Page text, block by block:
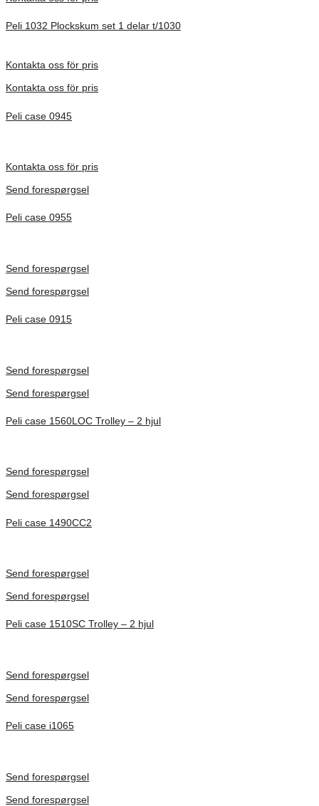
Peli 1032 Plockskum set 1 delar t/1030
Kontakta oss för pris
Kontakta oss för pris
Peli case 0945
Kontakta oss för pris
Send forespørgsel
Peli case 0955
Send forespørgsel
Send forespørgsel
Peli case 0915
Send forespørgsel
Send forespørgsel
Peli case 1560LOC Trolley – 2 hjul
Send forespørgsel
Send forespørgsel
Peli case 1490CC2
Send forespørgsel
Send forespørgsel
Peli case 1510SC Trolley – 2 hjul
Send forespørgsel
Send forespørgsel
Peli case i1065
Send forespørgsel
Send forespørgsel